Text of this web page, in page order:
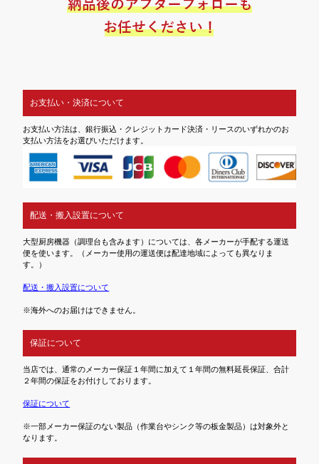
お支払い・決済について
お支払い方法は、銀行振込・クレジットカード決済・リースのいずれかのお
支払い方法をお選びいただけます。
配送・搬入設置について
大型厨房機器（調理台も含みます）については、各メーカーが手配する運送
便を使います。（メーカー使用の運送便は配達地域によっても異なりま
す。）
配送・搬入設置について
※海外へのお届けはできません。
保証について
当店では、通常のメーカー保証１年間に加えて１年間の無料延長保証、合計
２年間の保証をお付けしております。
保証について
※一部メーカー保証のない製品（作業台やシンク等の板金製品）は対象外と
なります。